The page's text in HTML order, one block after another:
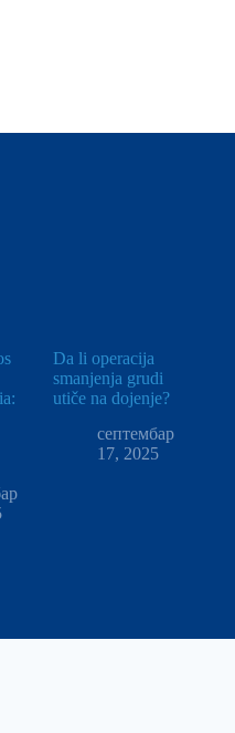
Da li operacija
smanjenja grudi
utiče na dojenje?
септембар
17, 2025